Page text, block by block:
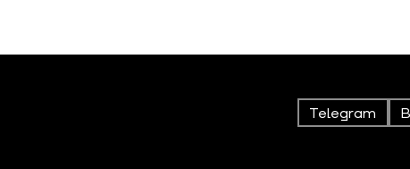
Telegram